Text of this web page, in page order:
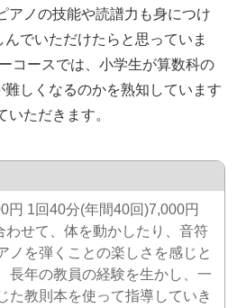
アノの技能や読譜力も身につけ
でいただけたらと思っていま
コースでは、小学生が算数科の
しくなるのかを熟知しています
いただきます。
円 1回40分(年間40回)7,000円
わせて、体を動かしたり、音符
ノを弾くことの楽しさを感じと
長年の教員の経験を生かし、一
た教則本を使って指導していき